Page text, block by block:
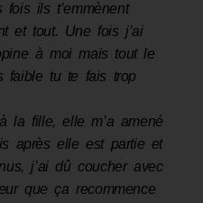
ils t’emmènent
et tout. Une fois j’ai
à moi mais tout le
faible tu te fais trop
la fille, elle m’a amené
après elle est partie et
,j’ai dû coucher avec
que ça recommence